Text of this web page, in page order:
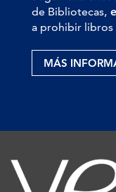
de Bibliotecas,
a prohibir libros
MÁS